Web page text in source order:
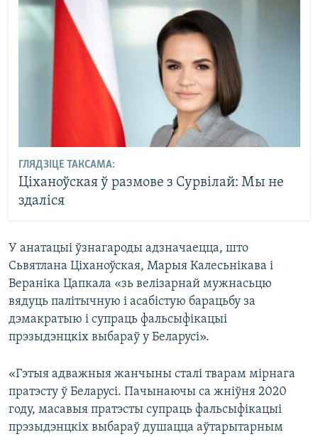
ГЛЯДЗІЦЕ ТАКСАМА:
Ціханоўская ў размове з Сурвілай: Мы не
здаліся
У анатацыі ўзнагароды адзначаецца, што
Сьвятлана Ціханоўская, Марыя Калесьнікава і
Вераніка Цапкала «зь велізарнай мужнасьцю
вядуць палітычную і асабістую барацьбу за
дэмакратыю і супраць фальсыфікацыі
прэзыдэнцкіх выбараў у Беларусі».
«Гэтыя адважныя жанчыны сталі тварам мірнага
пратэсту ў Беларусі. Пачынаючы са жніўня 2020
году, масавыя пратэсты супраць фальсыфікацыі
прэзыдэнцкіх выбараў душацца аўтарытарным